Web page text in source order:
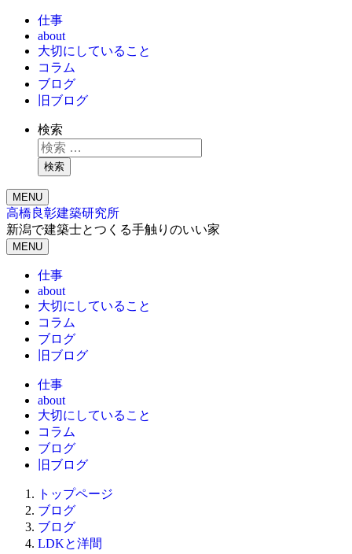
仕事
about
大切にしていること
コラム
ブログ
旧ブログ
検索
検索
MENU
高橋良彰建築研究所
新潟で建築士とつくる手触りのいい家
MENU
仕事
about
大切にしていること
コラム
ブログ
旧ブログ
仕事
about
大切にしていること
コラム
ブログ
旧ブログ
トップページ
ブログ
ブログ
LDKと洋間